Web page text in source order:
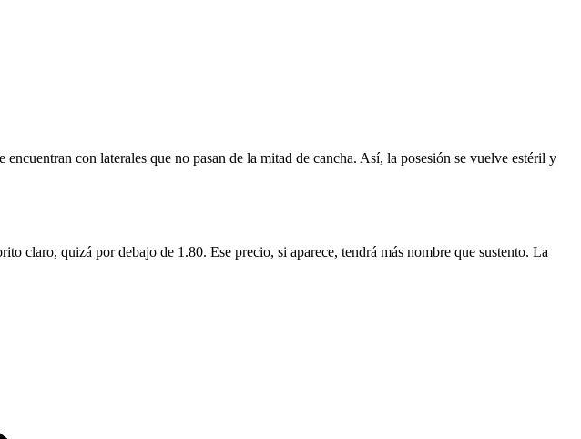
con laterales que no pasan de la mitad de cancha. Así, la posesión se vuelve estéril y
claro, quizá por debajo de 1.80. Ese precio, si aparece, tendrá más nombre que sustento. La